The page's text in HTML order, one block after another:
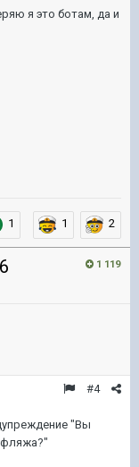
я это ботам, да и
1 1 2
1 119
#4
"Вы